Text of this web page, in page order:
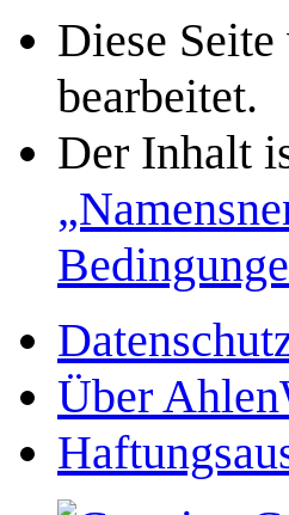
Diese
bearbeitet.
Der Inhalt
Über